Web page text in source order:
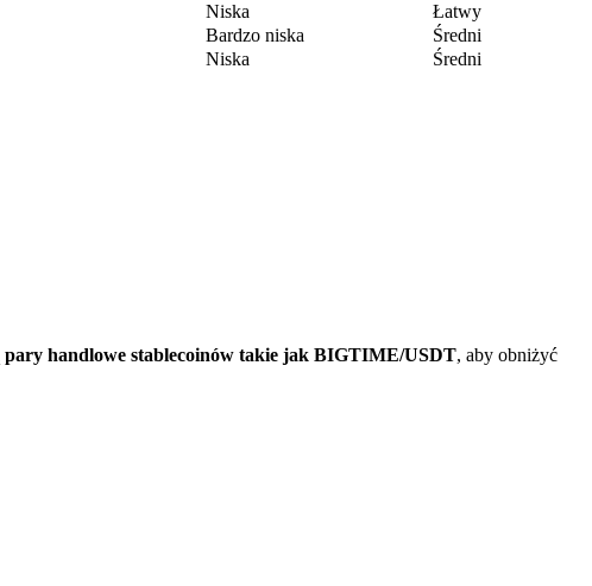
Niska
Łatwy
Bardzo niska
Średni
Niska Średni
pary handlowe stablecoinów takie jak BIGTIME/USDT, aby obniżyć